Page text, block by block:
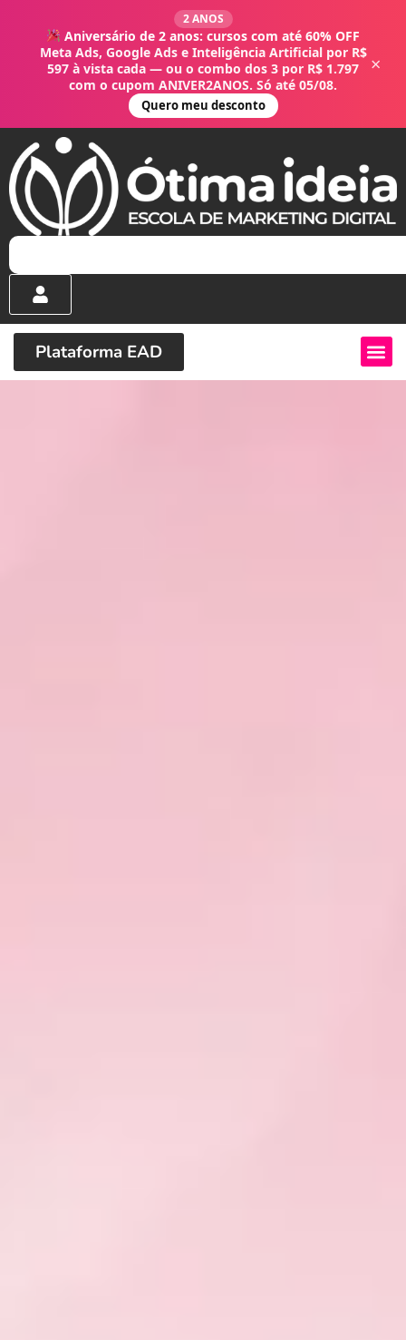
2 ANOS
Aniversário de 2 anos: cursos com até 60% OFF
Meta Ads, Google Ads e Inteligência Artificial por R$
597 à vista cada — ou o combo dos 3 por R$ 1.797
com o cupom ANIVER2ANOS. Só até 05/08.
Quero meu desconto
×
Plataforma EAD